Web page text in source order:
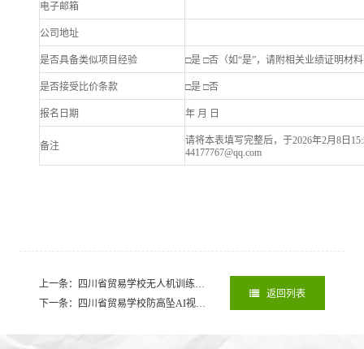
电子邮箱
公司地址
是否具备类似项目经验 □是 □否（如“是”，请附相关业绩证明材
是否接受比价条款 □是 □否
报名日期 年 月 日
备注
请将本表填写完整后，于2026年2月8日
44177767@qq.com
上一条：四川省贸易学校无人机训练场地施工项目招标代理机构抽取报告
下一条：四川省贸易学校防高坠AI视频监控安装项目招标代理机构抽取报告
返回列表